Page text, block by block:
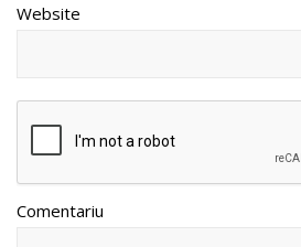
Website
Comentariu